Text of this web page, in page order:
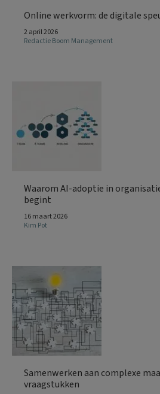
Online werkvorm: de digitale
2 april 2026
Redactie Boom Management
Waarom AI-adoptie in
begint
16 maart 2026
Kim Pot
Samenwerken aan complexe
vraagstukken